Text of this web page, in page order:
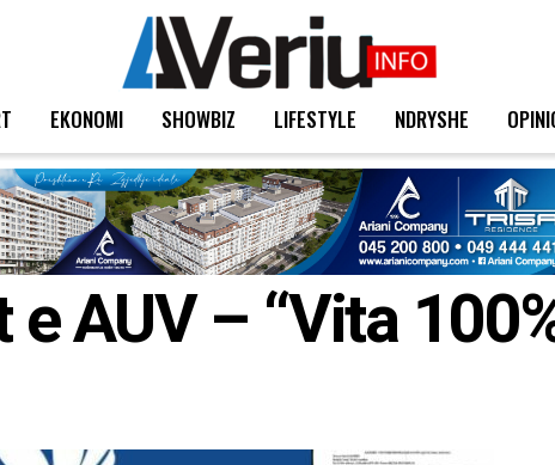
EKONOMI SHOWBIZ LIFESTYLE NDRYSHE
AUV – “Vita